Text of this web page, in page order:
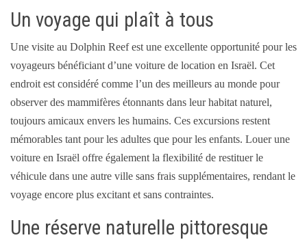
Un voyage qui plaît à tous
Une visite au Dolphin Reef est une excellente opportunité pour les
voyageurs bénéficiant d’une voiture de location en Israël. Cet
endroit est considéré comme l’un des meilleurs au monde pour
observer des mammifères étonnants dans leur habitat naturel,
toujours amicaux envers les humains. Ces excursions restent
mémorables tant pour les adultes que pour les enfants. Louer une
voiture en Israël offre également la flexibilité de restituer le
véhicule dans une autre ville sans frais supplémentaires, rendant le
voyage encore plus excitant et sans contraintes.
Une réserve naturelle pittoresque